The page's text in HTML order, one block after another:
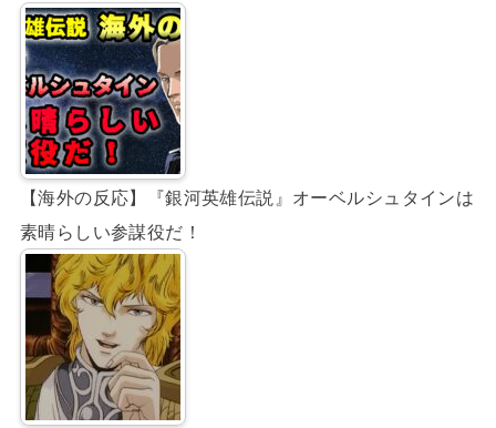
【海外の反応】『銀河英雄伝説』オーベルシュタインは
素晴らしい参謀役だ！